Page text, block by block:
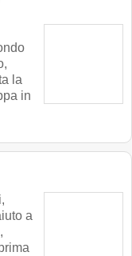
la
in
a